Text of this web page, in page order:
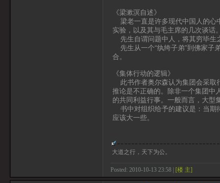
《梁漱溟自述》
梁老一直是许多现代中国人的心
实验，以及其与毛主席的几次谈话
先生自谓问题中人，将其穷毕生
先生从一个“纨绔子弟”到佛家子
合。
《集体行动的逻辑》
此书作者奥尔森认为集团会采取
推论是不正确的。除非一个集团中
的共同利益行事。一般而言，大型
书中对组织给予的建议是：当期
应该大一些。
大道之行，天下为公。
Posted: 2010-10-13 23:58 | [楼 主]